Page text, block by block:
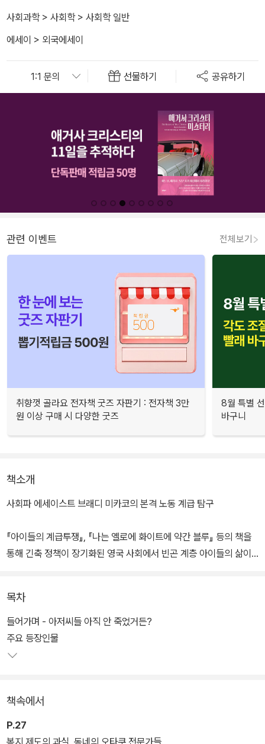
사회과학> 사회학> 사회학 일반
에세이 > 외국에세이
선물하기 공유하기
관련 이벤트 전체보기
취향껏 골라요 전자책 굿즈 자판기 : 전자책 3만
원 이상 구매 시 다양한 굿즈
8월 특별
바구니
책소개
사회파 에세이스트 브래디 미카코의 본격 노동 계급 탐구
『아이들의 계급투쟁』, 『나는 옐로에 화이트에 약간 블루』 등의 책을
통해 긴축 정책이 장기화된 영국 사회에서 빈곤 계층 아이들의 삶이
보았다. 한국 사회에 이른바 ‘아저씨’에 대한 부정적인 인식이 존재하
듯이 영국 사회에는 백인 노동 계급 중장년 남성에 대한 혐오와 멸시
가 만연하다. 한때 영국 정치를 움직이는 힘이자 대중문화의 발원지
였던 노동 계급은 어쩌다 여성과 이민자를 차별하고, 세금을 축내며,
이민자이자 노동자로서 25년 이상 영국에 거주해온 브래디 미카코는
자동차 파견 수리공, 택시 운전기사, 마트 점원, 도장공, 택배 기사 등
목차
들어가며 - 아저씨들 아직 안 죽었거든?
주요 등장인물
책속에서
P.27